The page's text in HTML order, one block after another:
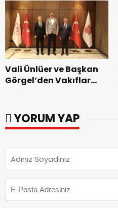
dönemin ön kayıtları
başladı.
Vali Ünlüer ve Başkan
Görgel’den Vakıflar
YORUM YAP